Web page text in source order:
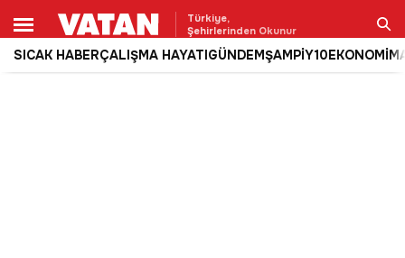
Türkiye,
Şehirlerinden Okunur
SICAK HABERÇALIŞMA HAYATIGÜNDEMŞAMPİY10EKONOMİ
Ara